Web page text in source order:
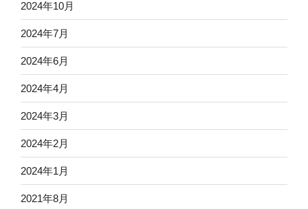
2024年10月
2024年7月
2024年6月
2024年4月
2024年3月
2024年2月
2024年1月
2021年8月